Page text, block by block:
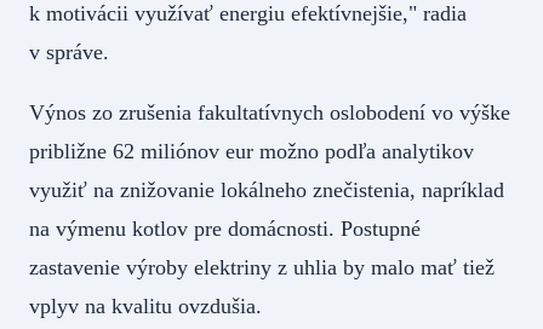
k motivácii využívať energiu efektívnejšie," radia
v správe.
Výnos zo zrušenia fakultatívnych oslobodení vo výške
približne 62 miliónov eur možno podľa analytikov
využiť na znižovanie lokálneho znečistenia, napríklad
na výmenu kotlov pre domácnosti. Postupné
zastavenie výroby elektriny z uhlia by malo mať tiež
vplyv na kvalitu ovzdušia.